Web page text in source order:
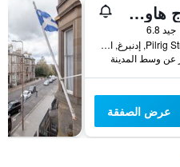
إدينبورج هاوس هوتل
جيد 6.8
90-92 Pilrig Street, إدنبرغ, المملكة المتحدة
عرض الصفقة